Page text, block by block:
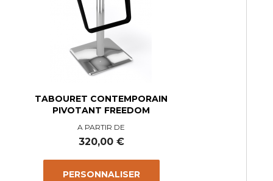
TABOURET CONTEMPORAIN
PIVOTANT FREEDOM
Prix
A PARTIR DE
320,00 €
PERSONNALISER